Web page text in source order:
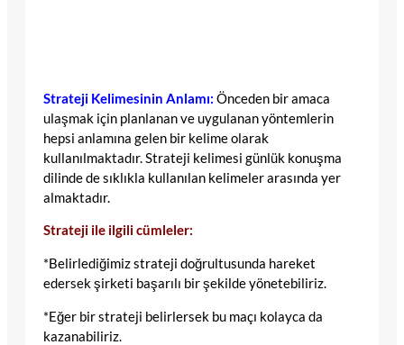
Strateji Kelimesinin Anlamı: Önceden bir amaca
ulaşmak için planlanan ve uygulanan yöntemlerin
hepsi anlamına gelen bir kelime olarak
kullanılmaktadır. Strateji kelimesi günlük konuşma
dilinde de sıklıkla kullanılan kelimeler arasında yer
almaktadır.
Strateji ile ilgili cümleler:
*Belirlediğimiz strateji doğrultusunda hareket
edersek şirketi başarılı bir şekilde yönetebiliriz.
*Eğer bir strateji belirlersek bu maçı kolayca da
kazanabiliriz.